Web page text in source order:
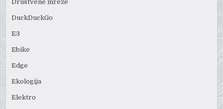
Drustvene mreže
DuckDuckGo
E3
Ebike
Edge
Ekologija
Elektro